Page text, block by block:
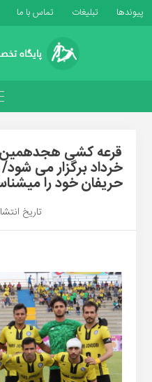
پیوندها تبلیغات تماس با ما
خرداد برگزار می
حریفان خود را
تاریخ انتشار: 22 مه